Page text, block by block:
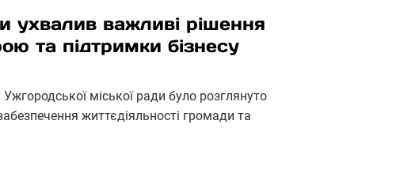
ухвалив важливі рішення
та підтримки бізнесу
міської ради було розглянуто
життєдіяльності громади та